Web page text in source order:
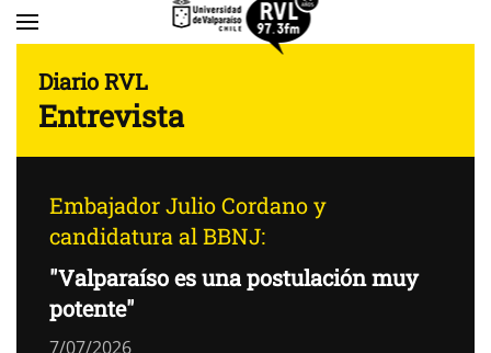
Diario RVL
Entrevista
Embajador Julio Cordano y
candidatura al BBNJ:
"Valparaíso es una postulación muy
potente"
7/07/2026